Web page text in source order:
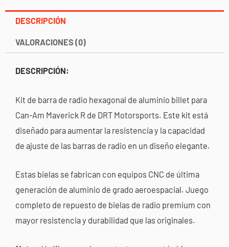
DESCRIPCIÓN
VALORACIONES (0)
DESCRIPCIÓN:
Kit de barra de radio hexagonal de aluminio billet para
Can-Am Maverick R de DRT Motorsports. Este kit está
diseñado para aumentar la resistencia y la capacidad
de ajuste de las barras de radio en un diseño elegante.
Estas bielas se fabrican con equipos CNC de última
generación de aluminio de grado aeroespacial. Juego
completo de repuesto de bielas de radio premium con
mayor resistencia y durabilidad que las originales.